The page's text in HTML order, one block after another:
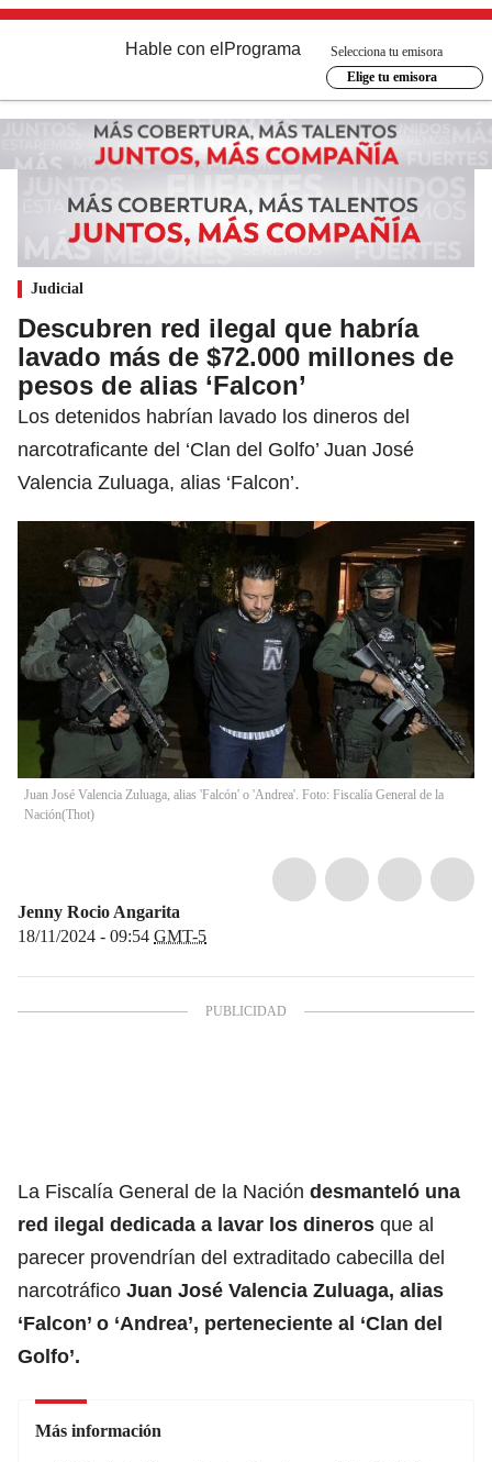
Hable con el Programa
Selecciona tu emisora
Elige tu emisora
Judicial
Descubren red ilegal que habría
lavado más de $72.000 millones de
pesos de alias ‘Falcon’
Los detenidos habrían lavado los dineros del
narcotraficante del ‘Clan del Golfo’ Juan José
Valencia Zuluaga, alias ‘Falcon’.
Juan José Valencia Zuluaga, alias 'Falcón' o 'Andrea'. Foto: Fiscalía General de la
Nación(Thot)
Jenny Rocio Angarita
18/11/2024 - 09:54 GMT-5
La Fiscalía General de la Nación desmanteló una
red ilegal dedicada a lavar los dineros que al
parecer provendrían del extraditado cabecilla del
narcotráfico Juan José Valencia Zuluaga, alias
‘Falcon’ o ‘Andrea’, perteneciente al ‘Clan del
Golfo’.
Más información